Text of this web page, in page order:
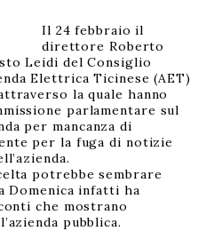
Il 24 febbraio il
direttore Roberto
Leidi del Consiglio
Elettrica Ticinese (AET)
la quale hanno
parlamentare sul
per mancanza di
per la fuga di notizie
potrebbe sembrare
Domenica infatti ha
che mostrano
pubblica.